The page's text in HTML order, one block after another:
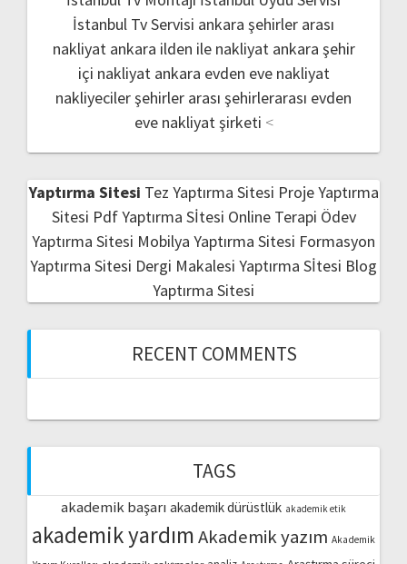
İstanbul Tv Servisi ankara şehirler arası
nakliyat ankara ilden ile nakliyat ankara şehir
içi nakliyat ankara evden eve nakliyat
nakliyeciler şehirler arası şehirlerarası evden
eve nakliyat şirketi <
Yaptırma Sitesi Tez Yaptırma Sitesi Proje Yaptırma
Sitesi Pdf Yaptırma Sİtesi Online Terapi Ödev
Yaptırma Sitesi Mobilya Yaptırma Sitesi Formasyon
Yaptırma Sitesi Dergi Makalesi Yaptırma Sİtesi Blog
Yaptırma Sitesi
RECENT COMMENTS
TAGS
akademik başarı akademik dürüstlük akademik etik
akademik yardımAkademik yazım Akademik